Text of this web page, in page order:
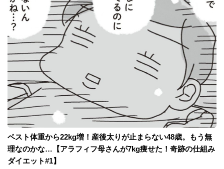
ベスト体重から22kg増！産後太りが止まらない48歳。もう無
理なのかな…【アラフィフ母さんが7kg痩せた！奇跡の仕組み
ダイエット#1】